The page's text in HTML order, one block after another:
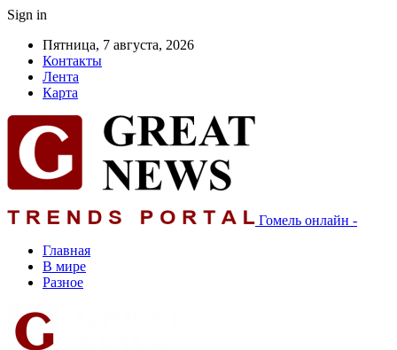
Sign in
Пятница, 7 августа, 2026
Контакты
Лента
Карта
Гомель онлайн -
Главная
В мире
Разное